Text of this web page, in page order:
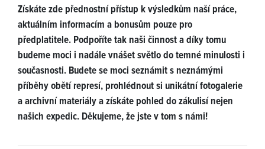
Získáte zde přednostní přístup k výsledkům naší práce,
aktuálním informacím a bonusům pouze pro
předplatitele. Podpoříte tak naši činnost a díky tomu
budeme moci i nadále vnášet světlo do temné minulosti i
současnosti. Budete se moci seznámit s neznámými
příběhy obětí represí, prohlédnout si unikátní fotogalerie
a archivní materiály a získáte pohled do zákulisí nejen
našich expedic. Děkujeme, že jste v tom s námi!